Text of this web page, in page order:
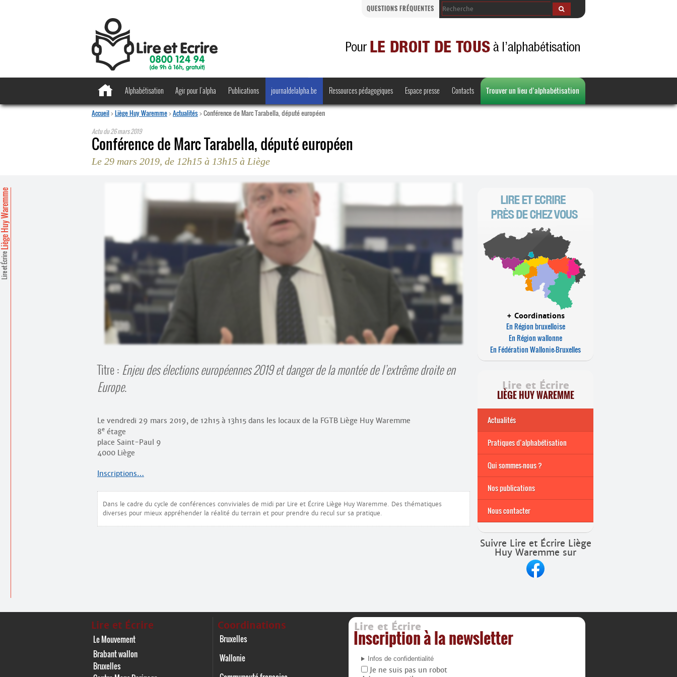
QUESTIONS FRÉQUENTES
Alphabétisation Agir pour l’alpha
Regards croisés
Publications
·
journaldelalpha.be Ressources pédagogiques Espace presse Contacts Trouver un lieu d’alphabétisation
Accueil>Liège Huy Waremme>Actualités>Conférence de Marc Tarabella, député européen
Actu du26 mars 2019
Conférence de Marc Tarabella, député européen
Le 29 mars 2019, de 12h15 à 13h15 à Liège
Lire et Écrire
Titre : Enjeu des élections européennes 2019 et danger de la montée de l’extrême droite en
Europe.
Le vendredi 29 mars 2019, de 12h15 à 13h15 dans les locaux de la FGTB Liège Huy Waremme
8e étage
place Saint-Paul 9
4000 Liège
Inscriptions…
Dans le cadre du cycle de conférences conviviales de midi par Lire et Écrire Liège Huy Waremme. Des thématiques
diverses pour mieux appréhender la réalité du terrain et pour prendre du recul sur sa pratique.
+ Coordinations
En Région bruxelloise
En Région wallonne
En Fédération Wallonie-Bruxelles
Lire et Écrire
LIÈGE HUY WAREMME
Actualités
Pratiques d’alphabétisation
Archives
Formations continuées
2026-2027
Qui sommes-nous ?
Nos publications
Nous contacter
Suivre Lire et Écrire Liège
Huy Waremme sur
Lire et Écrire
Le Mouvement
Brabant wallon
Bruxelles
Coordinations
Bruxelles
Wallonie
Lire et Écrire
Inscription à la newsletter
Infos de confidentialité
Je ne suis pas un robot